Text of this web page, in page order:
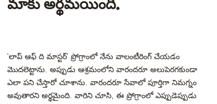
మాకు అర్థమయింది.
‘లాప్ ఆఫ్ ది మాస్టర్’ ప్రోగ్రాంలో నేను వాలంటీరింగ్ చేయడం
మొదలెట్టాను. అప్పుడు ఆశ్రమంలోని వారందరూ అలుపెరగకుండా
ఎలా పని చేస్తారో చూశాను. వారందరూ సేవాలో పూర్తిగా నిమగ్నం
అవుతారని అర్థమైంది. వారిని చూసి, ఈ ప్రోగ్రాంలో ఎప్పుడెప్పుడు